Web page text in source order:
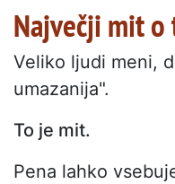
Največji mit
Veliko ljudi meni,
umazanija".
To je mit.
Pena lahko